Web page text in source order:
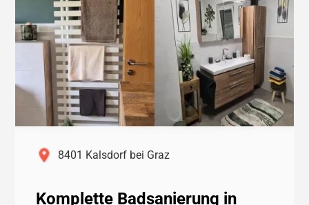
8401 Kalsdorf bei Graz
Komplette Badsanierung in